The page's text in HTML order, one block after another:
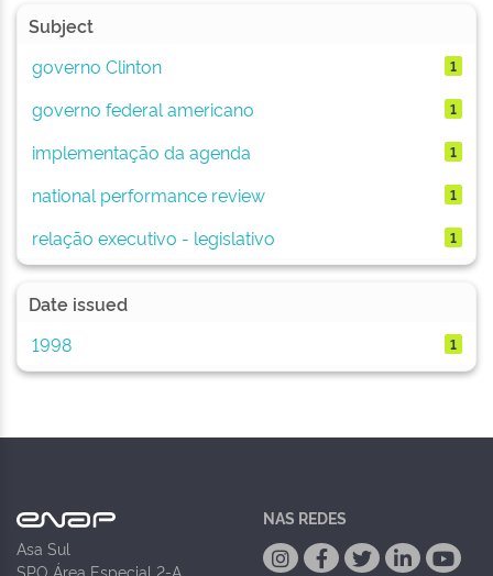
Subject
governo Clinton
1
governo federal americano 1
implementação da agenda 1
national performance review 1
relação executivo - legislativo 1
Date issued
1998
1
Asa Sul
SPO Área Especial 2-A
NAS REDES